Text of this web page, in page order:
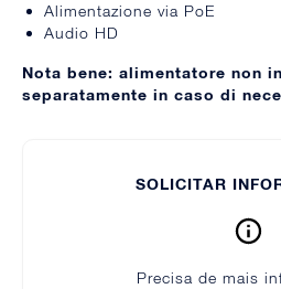
Alimentazione via PoE
Audio HD
Nota bene: alimentatore non
separatamente in caso di
SOLICITAR
Precisa de mais